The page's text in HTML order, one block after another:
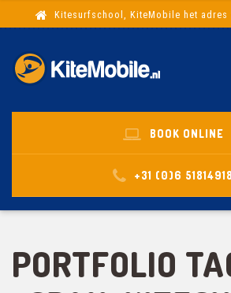
Kitesurfschool, KiteMobile het
BOOK ONLINE
+31 (0)6 51814918
PORTFOLIO